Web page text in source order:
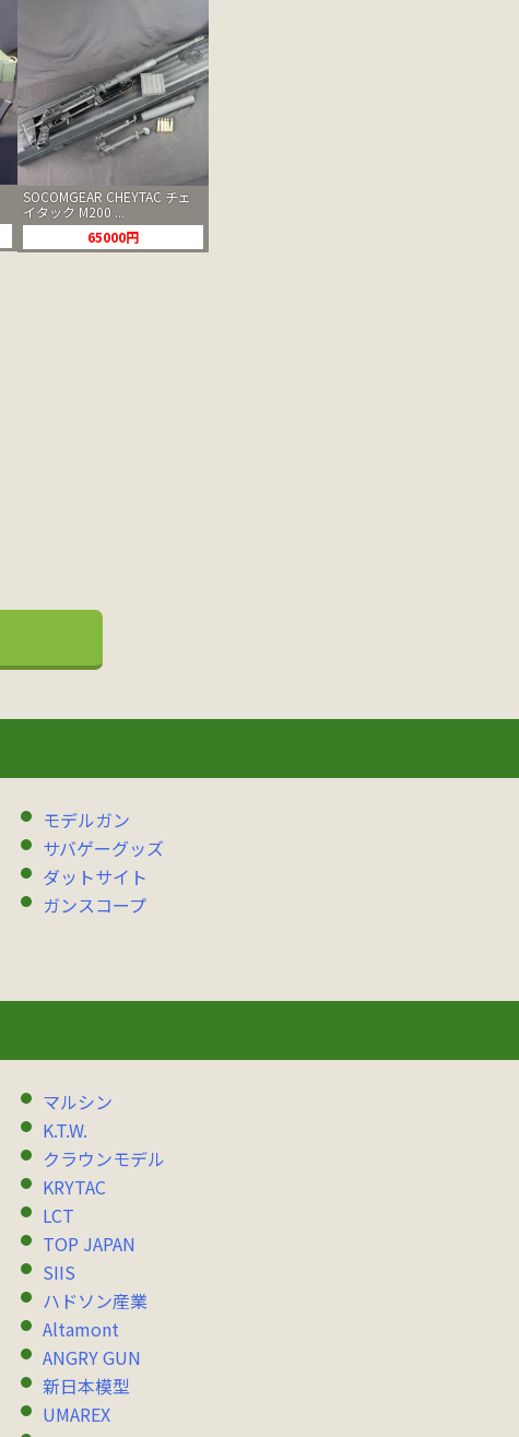
SOCOMGEAR CHEYTAC チェ
イタック M200 ...
65000円
モデルガン
サバゲーグッズ
ダットサイト
ガンスコープ
マルシン
K.T.W.
クラウンモデル
KRYTAC
LCT
TOP JAPAN
SIIS
ハドソン産業
Altamont
ANGRY GUN
新日本模型
UMAREX